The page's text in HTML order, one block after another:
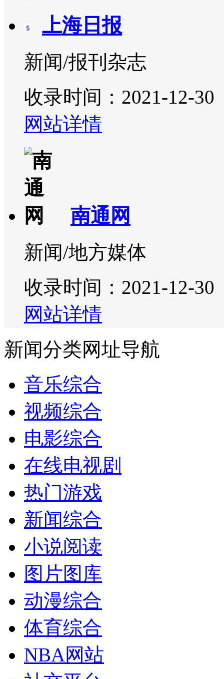
上海日报
新闻/报刊杂志
收录时间：2021-12-30
网站详情
南通网
新闻/地方媒体
收录时间：2021-12-30
网站详情
新闻分类网址导航
音乐综合
视频综合
电影综合
在线电视剧
热门游戏
新闻综合
小说阅读
图片图库
动漫综合
体育综合
NBA网站